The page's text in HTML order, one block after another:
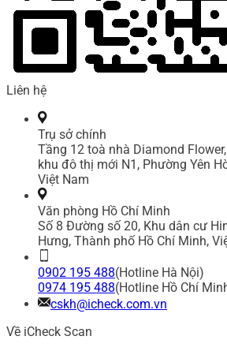
Liên hệ
Trụ sở chính
Tầng 12 toà nhà Diamond
khu đô thị mới N1, Phường Yên
Việt Nam
Văn phòng Hồ Chí Minh
Số 8 Đường số 20, Khu dân cư
Hưng, Thành phố Hồ Chí Minh,
0902 195 488(Hotline Hà Nội)
0974 195 488(Hotline Hồ Chí
cskh@icheck.com.vn
Về iCheck Scan